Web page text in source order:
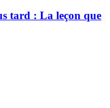
tard : La leçon que